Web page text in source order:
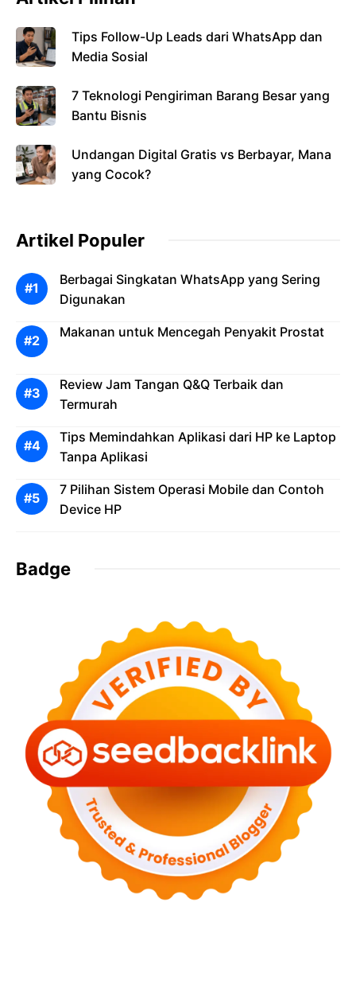
Tips Follow-Up Leads dari WhatsApp dan
Media Sosial
7 Teknologi Pengiriman Barang Besar yang
Bantu Bisnis
Undangan Digital Gratis vs Berbayar, Mana
yang Cocok?
Artikel Populer
Berbagai Singkatan WhatsApp yang Sering
Digunakan
Makanan untuk Mencegah Penyakit Prostat
Review Jam Tangan Q&Q Terbaik dan
Termurah
Tips Memindahkan Aplikasi dari HP ke Laptop
Tanpa Aplikasi
7 Pilihan Sistem Operasi Mobile dan Contoh
Device HP
Badge